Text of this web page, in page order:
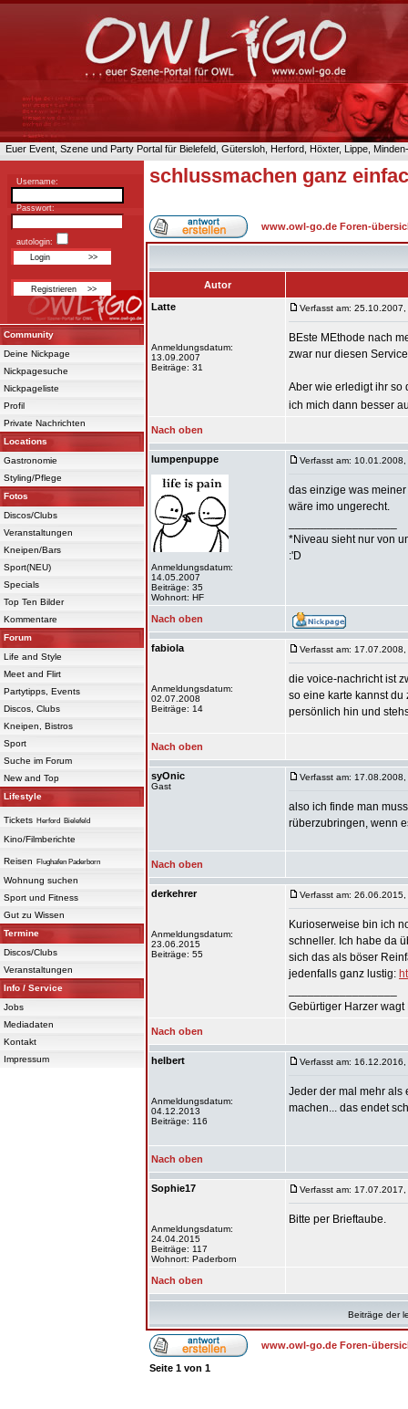
Euer Event, Szene und Party Portal für Bielefeld, Gütersloh, Herford, Höxter, Lippe,
Username:
Passwort:
autologin:
Community
Deine Nickpage
Nickpagesuche
Nickpageliste
Profil
Private Nachrichten
Locations
Gastronomie
Styling/Pflege
Fotos
Discos/Clubs
Veranstaltungen
Kneipen/Bars
Sport(NEU)
Specials
Top Ten Bilder
Kommentare
Forum
Life and Style
Meet and Flirt
Partytipps, Events
Discos, Clubs
Kneipen, Bistros
Sport
Suche im Forum
New and Top
Lifestyle
Tickets Herford Bielefeld
Kino/Filmberichte
Reisen Flughafen Paderborn
Wohnung suchen
Sport und Fitness
Gut zu Wissen
Termine
Discos/Clubs
Veranstaltungen
Info / Service
Jobs
Mediadaten
Kontakt
Impressum
schlussmachen ganz
www.owl-go.de Foren-
Autor
Latte
Anmeldungsdatum:
13.09.2007
Beiträge: 31
Verfasst am:
BEste MEthode nach
zwar nur diesen
Aber wie erledigt ihr so
ich mich dann besser
Nach oben
lumpenpuppe
Anmeldungsdatum:
14.05.2007
Beiträge: 35
Wohnort: HF
Verfasst am:
das einzige was
wäre imo ungerecht.
*Niveau sieht nur von
:'D
Nach oben
fabiola
Anmeldungsdatum:
02.07.2008
Beiträge: 14
Verfasst am:
die voice-nachricht ist
so eine karte kannst
persönlich hin und
Nach oben
syOnic
Gast
Verfasst am:
also ich finde man
rüberzubringen, wenn
Nach oben
derkehrer
Anmeldungsdatum:
23.06.2015
Beiträge: 55
Verfasst am:
Kurioserweise bin ich
schneller. Ich habe da
sich das als böser
jedenfalls ganz lustig:
Gebürtiger Harzer
Nach oben
helbert
Anmeldungsdatum:
04.12.2013
Beiträge: 116
Verfasst am: 16.12.2016,
Jeder der mal mehr als
machen... das endet
Nach oben
Sophie17
Anmeldungsdatum:
24.04.2015
Beiträge: 117
Wohnort: Paderborn
Verfasst am:
Bitte per Brieftaube.
Nach oben
Beiträge der
www.owl-go.de Foren-
Seite 1 von 1